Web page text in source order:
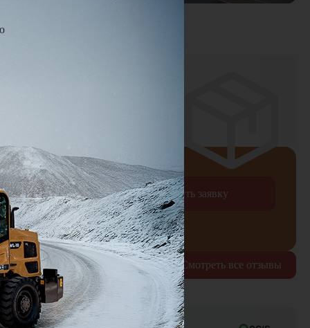
Отправить заявку
согласие на обработкуперсональных данных
Смотреть все отзывы